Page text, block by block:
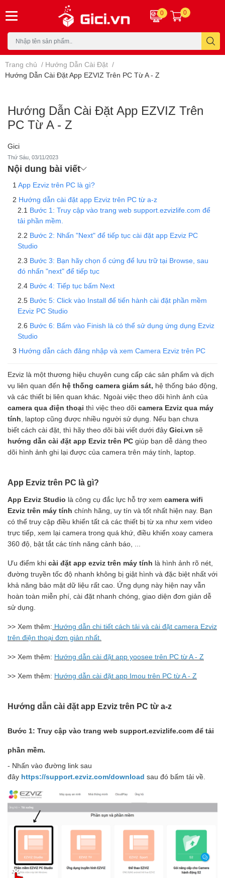
0 0
Trang chủ / Hướng Dẫn Cài Đặt /
Hướng Dẫn Cài Đặt App EZVIZ Trên PC Từ A - Z
Hướng Dẫn Cài Đặt App EZVIZ Trên
PC Từ A - Z
Gici
Thứ Sáu, 03/11/2023
Nội dung bài viết
App Ezviz trên PC là gì?
Hướng dẫn cài đặt app Ezviz trên PC từ a-z
Bước 1: Truy cập vào trang web support.ezvizlife.com để
tải phần mềm.
Bước 2: Nhấn "Next" để tiếp tục cài đặt app Ezviz PC
Studio
Bước 3: Bạn hãy chọn ổ cứng để lưu trữ tại Browse, sau
đó nhấn "next" để tiếp tục
Bước 4: Tiếp tục bấm Next
Bước 5: Click vào Install để tiến hành cài đặt phần mềm
Ezviz PC Studio
Bước 6: Bấm vào Finish là có thể sử dụng ứng dụng Ezviz
Studio
Hướng dẫn cách đăng nhập và xem Camera Ezviz trên PC
Ezviz là một thương hiệu chuyên cung cấp các sản phẩm và dịch
vụ liên quan đến hệ thống camera giám sát, hệ thống báo động,
và các thiết bị liên quan khác. Ngoài việc theo dõi hình ảnh của
camera qua điện thoại thì việc theo dõi camera Ezviz qua máy
tính , laptop cũng được nhiều người sử dụng. Nếu bạn chưa
biết cách cài đặt, thì hãy theo dõi bài viết dưới đây Gici.vn sẽ
hướng dẫn cài đặt app Ezviz trên PC giúp bạn dễ dàng theo
dõi hình ảnh ghi lại được của camera trên máy tính, laptop.
App Ezviz trên PC là gì?
App Ezviz Studio là công cụ đắc lực hỗ trợ xem camera wifi
Ezviz trên máy tính chính hãng, uy tín và tốt nhất hiện nay. Bạn
có thể truy cập điều khiển tất cả các thiết bị từ xa như xem video
trực tiếp, xem lại camera trong quá khứ, điều khiển xoay camera
360 độ, bật tắt các tính năng cảnh báo, ...
Ưu điểm khi cài đặt app ezviz trên máy tính là hình ảnh rõ nét,
đường truyền tốc độ nhanh không bị giật hình và đặc biệt nhất với
khả năng bảo mật dữ liệu rất cao. Ứng dụng này hiện nay vẫn
hoàn toàn miễn phí, cài đặt nhanh chóng, giao diện đơn giản dễ
sử dụng.
>> Xem thêm: Hướng dẫn chi tiết cách tải và cài đặt camera Ezviz
trên điện thoại đơn giản nhất.
>> Xem thêm: Hướng dẫn cài đặt app yoosee trên PC từ A - Z
>> Xem thêm: Hướng dẫn cài đặt app Imou trên PC từ A - Z
Hướng dẫn cài đặt app Ezviz trên PC từ a-z
Bước 1: Truy cập vào trang web support.ezvizlife.com để tải
phần mềm.
- Nhấn vào đường link sau
đây https://support.ezviz.com/download sau đó bấm tải về.